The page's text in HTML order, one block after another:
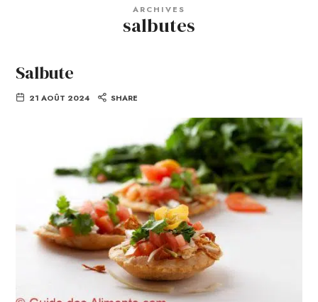
ARCHIVES
salbutes
Salbute
21 AOÛT 2024 SHARE